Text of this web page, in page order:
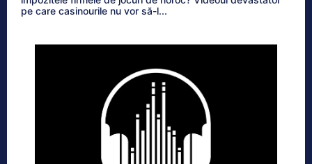
pe care casinourile nu vor să-l...